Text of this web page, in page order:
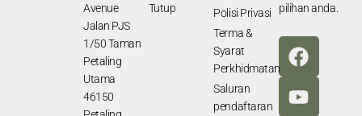
Avenue
Jalan PJS
1/50 Taman
Petaling
Utama
46150
Tutup
Polisi Privasi
Terma &
Syarat
Perkhidmatan
Saluran
pendaftaran
pilihan anda.
F
a
c
e
Y
o
u
t
T
e
l
e
I
n
s
t